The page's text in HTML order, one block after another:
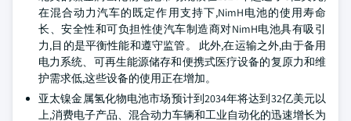
在混合动力汽车的既定作用支持下,NimH电池的使用寿命
长、安全性和可负担性使汽车制造商对NimH电池具有吸引
力,目的是平衡性能和遵守监管。 此外,在运输之外,由于备用
电力系统、可再生能源储存和便携式医疗设备的复原力和维
护需求低,这些设备的使用正在增加。
亚太镍金属氢化物电池市场预计到2034年将达到32亿美元以
上,消费电子产品、混合动力车辆和工业自动化的迅速增长为